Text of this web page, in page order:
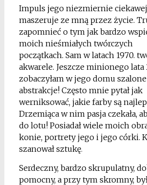
Impuls jego niezmiernie
maszeruje ze mną przez życie.
zapomnieć o tym jak bardzo
moich nieśmiałych twórczych
początkach. Sam w latach 1970.
akwarele. Jeszcze minionego lata
zobaczyłam w jego domu szalone
abstrakcje! Często mnie pytał jak
werniksować, jakie farby są
Drzemiąca w nim pasja czekała,
do lotu! Posiadał wiele moich
konie, portrety jego i jego córki.
szanował sztukę.
Serdeczny, bardzo skrupulatny,
pomocny, a przy tym skromny,